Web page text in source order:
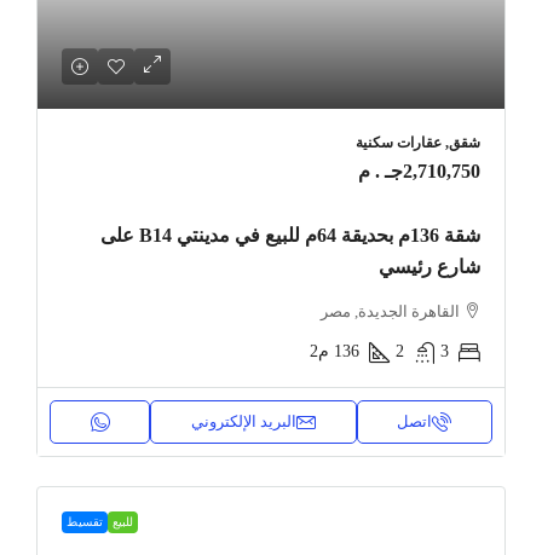
شقق, عقارات سكنية
2,710,750جـ . م
شقة 136م بحديقة 64م للبيع في مدينتي B14 على
شارع رئيسي
القاهرة الجديدة, مصر
3
2
136 م2
اتصل البريد الإلكتروني
للبيع تقسيط